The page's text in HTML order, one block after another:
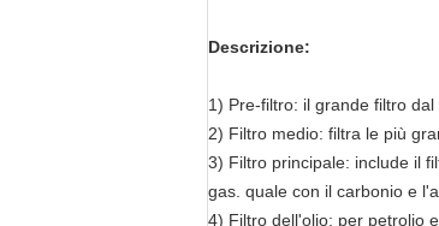
Descrizione:
1) Pre-filtro: il grande filtro
2) Filtro medio: filtra le più
3) Filtro principale: include il
gas. quale con il carbonio e
4) Filtro dell'olio: per petrolio